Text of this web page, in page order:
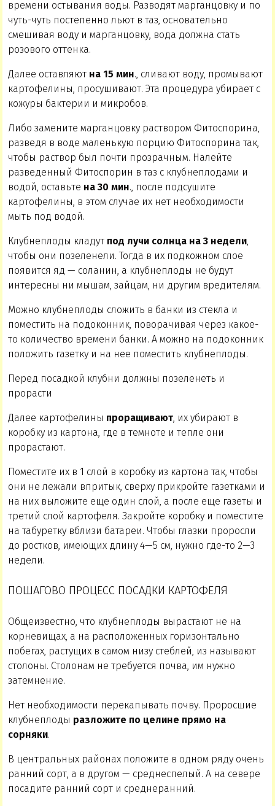
времени остывания воды. Разводят марганцовку и по
чуть-чуть постепенно льют в таз, основательно
смешивая воду и марганцовку, вода должна стать
розового оттенка.
Далее оставляют на 15 мин., сливают воду, промывают
картофелины, просушивают. Эта процедура убирает с
кожуры бактерии и микробов.
Либо замените марганцовку раствором Фитоспорина,
разведя в воде маленькую порцию Фитоспорина так,
чтобы раствор был почти прозрачным. Налейте
разведенный Фитоспорин в таз с клубнеплодами и
водой, оставьте на 30 мин., после подсушите
картофелины, в этом случае их нет необходимости
мыть под водой.
Клубнеплоды кладут под лучи солнца на 3 недели
чтобы они позеленели. Тогда в их подкожном слое
появится яд — соланин, а клубнеплоды не будут
интересны ни мышам, зайцам, ни другим вредителям.
Можно клубнеплоды сложить в банки из стекла и
поместить на подоконник, поворачивая через какое-
то количество времени банки. А можно на подоконник
положить газетку и на нее поместить клубнеплоды.
Перед посадкой клубни должны позеленеть и
прорасти
Далее картофелины проращивают , их убирают в
коробку из картона, где в темноте и тепле они
прорастают.
Поместите их в 1 слой в коробку из картона так, чтобы
они не лежали впритык, сверху прикройте газетками и
на них выложите еще один слой, а после еще газеты и
третий слой картофеля. Закройте коробку и поместите
на табуретку вблизи батареи. Чтобы глазки проросли
до ростков, имеющих длину 4—5 см, нужно где-то 2—3
недели.
ПОШАГОВО ПРОЦЕСС ПОСАДКИ КАРТОФЕЛЯ
Общеизвестно, что клубнеплоды вырастают не на
корневищах, а на расположенных горизонтально
побегах, растущих в самом низу стеблей, из называют
столоны. Столонам не требуется почва, им нужно
затемнение.
Нет необходимости перекапывать почву. Проросшие
клубнеплоды разложите по целине прямо на
сорняки.
В центральных районах положите в одном ряду очень
ранний сорт, а в другом — среднеспелый. А на севере
посадите ранний сорт и среднеранний.